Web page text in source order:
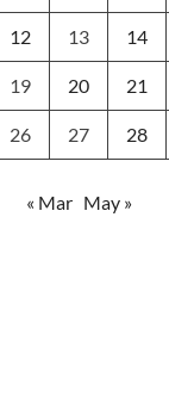
12 13 14
19 20 21
26 27 28
« Mar May »